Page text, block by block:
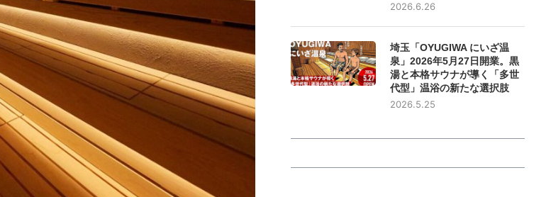
2026.6.26
埼玉「OYUGIWA にいざ温
泉」2026年5月27日開業。黒
湯と本格サウナが導く「多世
代型」温浴の新たな選択肢
2026.5.25